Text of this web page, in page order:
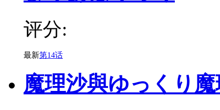
评分:
最新第14话
魔理沙與ゆっくり